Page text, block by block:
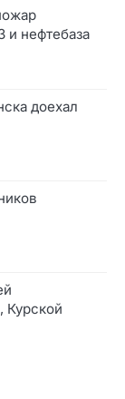
и нефтебаза
доехал
Курской